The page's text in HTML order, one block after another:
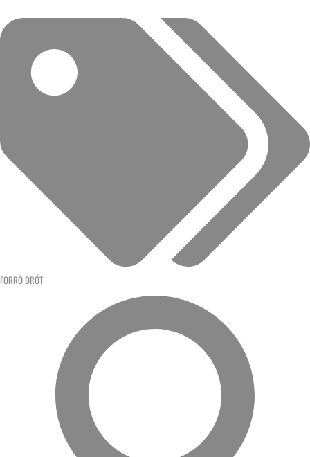
FORRÓ DRÓT